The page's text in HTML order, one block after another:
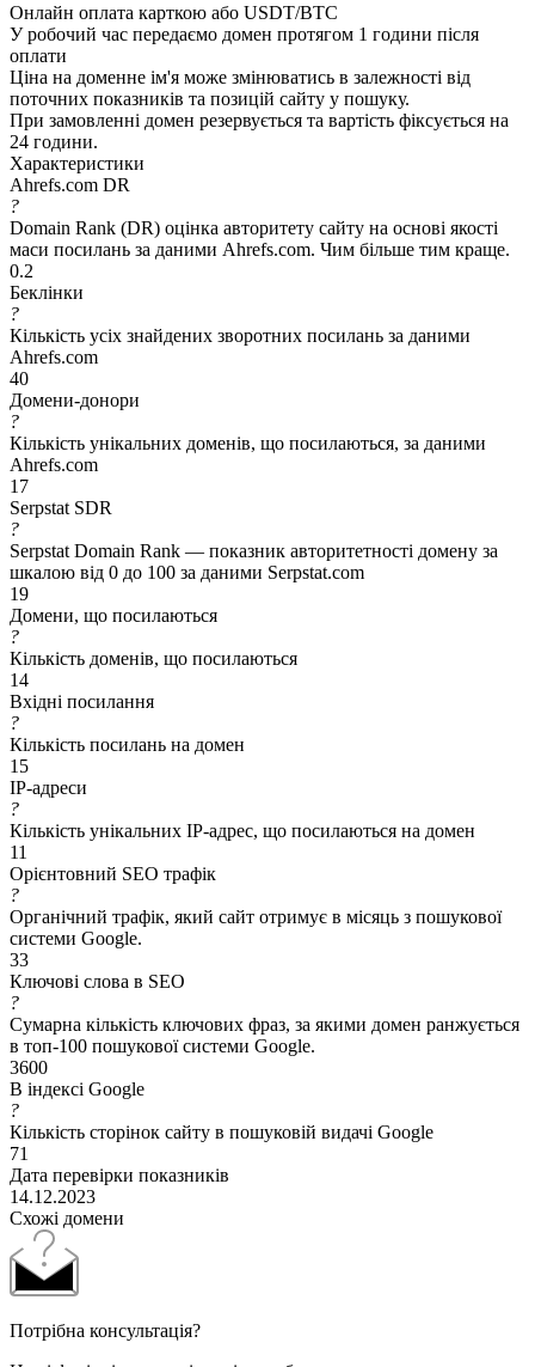
Онлайн оплата карткою або USDT/BTC
У робочий час передаємо домен протягом 1 години після
оплати
Ціна на доменне ім'я може змінюватись в залежності від
поточних показників та позицій сайту у пошуку.
При замовленні домен резервується та вартість фіксується на
24 години.
Характеристики
Ahrefs.com DR
?
Domain Rank (DR) оцінка авторитету сайту на основі якості
маси посилань за даними Ahrefs.com. Чим більше тим краще.
0.2
Беклінки
?
Кількість усіх знайдених зворотних посилань за даними
Ahrefs.com
40
Домени-донори
?
Кількість унікальних доменів, що посилаються, за даними
Ahrefs.com
17
Serpstat SDR
?
Serpstat Domain Rank — показник авторитетності домену за
шкалою від 0 до 100 за даними Serpstat.com
19
Домени, що посилаються
?
Кількість доменів, що посилаються
14
Вхідні посилання
?
Кількість посилань на домен
15
IP-адреси
?
Кількість унікальних IP-адрес, що посилаються на домен
11
Орієнтовний SEO трафік
?
Органічний трафік, який сайт отримує в місяць з пошукової
системи Google.
33
Ключові слова в SEO
?
Сумарна кількість ключових фраз, за якими домен ранжується
в топ-100 пошукової системи Google.
3600
В індексі Google
?
Кількість сторінок сайту в пошуковій видачі Google
71
Дата перевірки показників
14.12.2023
Схожі домени
Потрібна консультація?